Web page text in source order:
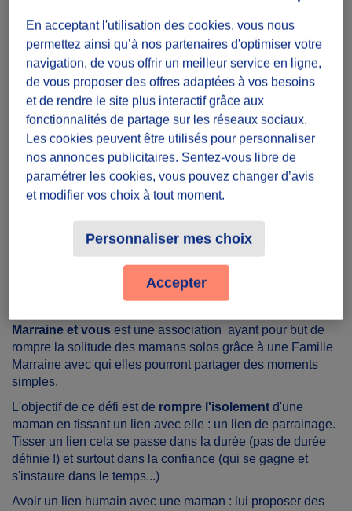
Présence
3 heure(s) par mois
Lieu
Depuis chez soi
Partager le défi
Marraine et vous est une association ayant pour but de
rompre la solitude des mamans solos grâce à une Famille
Marraine avec qui elles pourront partager des moments
simples.
L'objectif de ce défi est de rompre l'isolement d'une
maman en tissant un lien avec elle : un lien de parrainage.
Tisser un lien cela se passe dans la durée (pas de durée
définie !) et surtout dans la confiance (qui se gagne et
s'instaure dans le temps...)
Avoir un lien humain avec une maman : lui proposer des
En acceptant l'utilisation des cookies, vous nous
permettez ainsi qu’à nos partenaires d'optimiser votre
navigation, de vous offrir un meilleur service en ligne,
de vous proposer des offres adaptées à vos besoins
et de rendre le site plus interactif grâce aux
fonctionnalités de partage sur les réseaux sociaux.
Les cookies peuvent être utilisés pour personnaliser
nos annonces publicitaires. Sentez-vous libre de
paramétrer les cookies, vous pouvez changer d’avis
et modifier vos choix à tout moment.
Personnaliser mes choix
Accepter